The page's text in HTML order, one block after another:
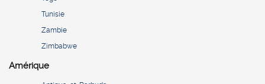
Tunisie
Zambie
Zimbabwe
Amérique